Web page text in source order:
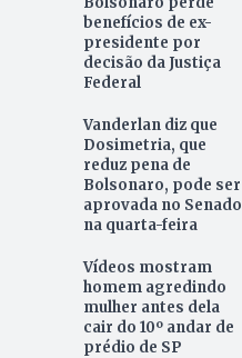
benefícios de ex-
presidente por
decisão da Justiça
Federal
Vanderlan diz que
Dosimetria, que
reduz pena de
Bolsonaro, pode ser
aprovada no Senado
na quarta-feira
Vídeos mostram
homem agredindo
mulher antes dela
cair do 10º andar de
prédio de SP